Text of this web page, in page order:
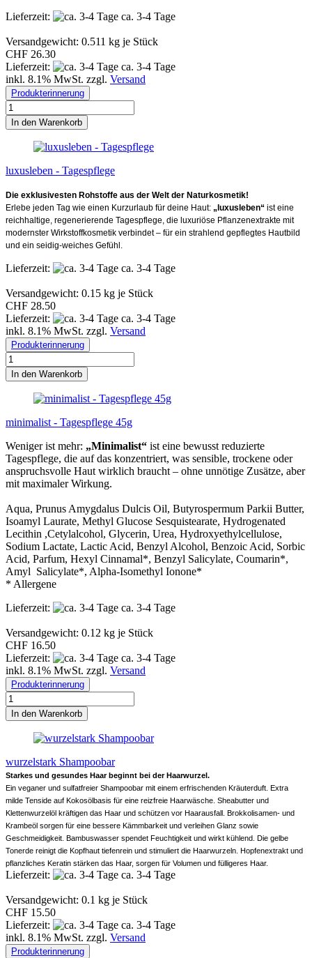
Lieferzeit: ca. 3-4 Tage
Versandgewicht: 0.511 kg je Stück
CHF 26.30
Lieferzeit:
ca. 3-4 Tage
inkl. 8.1% MwSt. zzgl. Versand
Produkterinnerung
In den Warenkorb
luxusleben - Tagespflege
Die exklusivesten Rohstoffe aus der Welt der Naturkosmetik!
Erlebe jeden Tag wie einen Kurzurlaub für deine Haut: „luxusleben“ ist eine
reichhaltige, regenerierende Tagespflege, die luxuriöse Pflanzenextrakte mit
modernster Wirkstoffkosmetik verbindet – für ein strahlend gepflegtes Hautbild
und ein seidig-weiches Gefühl.
Lieferzeit: ca. 3-4 Tage
Versandgewicht: 0.15 kg je Stück
CHF 28.50
Lieferzeit:
ca. 3-4 Tage
inkl. 8.1% MwSt. zzgl. Versand
Produkterinnerung
In den Warenkorb
minimalist - Tagespflege 45g
Weniger ist mehr: „Minimalist“ ist eine bewusst reduzierte
Tagespflege, die auf das konzentriert, was sensible, trockene oder
anspruchsvolle Haut wirklich braucht – ohne unnötige Zusätze, aber
mit maximaler Wirkung.
Aqua, Prunus Amygdalus Dulcis Oil, Butyrospermum Parkii Butter,
Isoamyl Laurate, Methyl Glucose Sesquistearate, Hydrogenated
Lecithin ,Cetylalcohol, Glycerin, Urea, Hydroxyethylcellulose,
Sodium Lactate, Lactic Acid, Benzyl Alcohol, Benzoic Acid, Sorbic
Acid, Parfum, Hexyl Cinnamal*, Benzyl Salicylate, Coumarin*,
Amyl Salicylate*, Alpha-Isomethyl Ionone*
* Allergene
Lieferzeit:
ca. 3-4 Tage
Versandgewicht: 0.12 kg je Stück
CHF 16.50
Lieferzeit:
ca. 3-4 Tage
inkl. 8.1% MwSt. zzgl. Versand
Produkterinnerung
In den Warenkorb
wurzelstark Shampoobar
Starkes und gesundes Haar beginnt bei der Haarwurzel.
Ein veganer und sulfatfreier Shampoobar mit einem erfrischenden Kräuterduft. Extra
milde Tenside auf Kokosölbasis für eine reizfreie Haarwäsche. Sheabutter und
Klettenwurzelöl kräftigen das Haar und schützen vor Haarausfall. Brokkolisamen- und
Krambeöl sorgen für eine bessere Kämmbarkeit und verleihen Glanz sowie
Geschmeidigkeit. Bambuswasser spendet Feuchtigkeit und wirkt kühlend. Die gelbe
Tonerde reinigt die Kopfhaut tiefenrein und stimuliert die Haarwurzeln. Hopfenextrakt und
pflanzliches Keratin stärken das Haar, sorgen für Volumen und fülligeres Haar.
Lieferzeit: ca. 3-4 Tage
Versandgewicht: 0.1 kg je Stück
CHF 15.50
Lieferzeit:
ca. 3-4 Tage
inkl. 8.1% MwSt. zzgl. Versand
Produkterinnerung